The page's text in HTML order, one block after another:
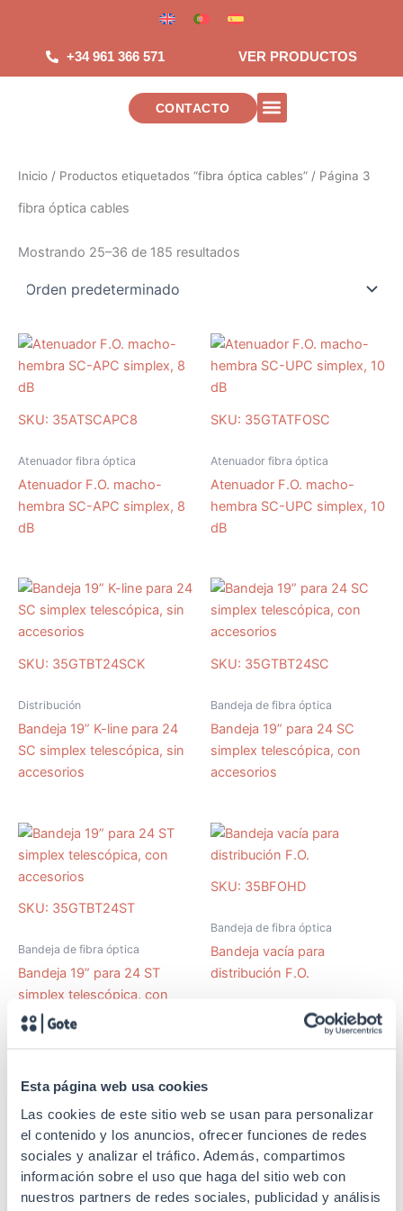
Esta página web usa cookies
Las cookies de este sitio web se usan para personalizar
el contenido y los anuncios, ofrecer funciones de redes
sociales y analizar el tráfico. Además, compartimos
información sobre el uso que haga del sitio web con
nuestros partners de redes sociales, publicidad y análisis
contenido
+34 961 366 571 VER PRODUCTOS
CONTACTO
Inicio / Productos etiquetados “fibra óptica cables” / Página 3
fibra óptica cables
Mostrando 25–36 de 185 resultados
SKU: 35ATSCAPC8
Atenuador fibra óptica
Atenuador F.O. macho-
hembra SC-APC simplex, 8
dB
SKU: 35GTATFOSC
Atenuador fibra óptica
Atenuador F.O. macho-
hembra SC-UPC simplex, 10
dB
SKU: 35GTBT24SCK
Distribución
Bandeja 19” K-line para 24
SC simplex telescópica, sin
accesorios
SKU: 35GTBT24SC
Bandeja de fibra óptica
Bandeja 19” para 24 SC
simplex telescópica, con
accesorios
SKU: 35GTBT24ST
Bandeja de fibra óptica
Bandeja 19” para 24 ST
simplex telescópica, con
accesorios
SKU: 35BFOHD
Bandeja de fibra óptica
Bandeja vacía para
distribución F.O.
SKU: 35GTBT12SCD
Bandeja de fibra óptica
Bandejas 19” para
SKU: 35GTBT24LCD
Bandeja de fibra óptica
Bandejas 19” para
conectores, 24 LC duplex